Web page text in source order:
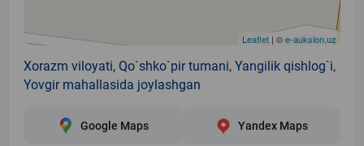
Leaflet | ©e-auksion.uz
Xorazm viloyati, Qo`shko`pir tumani, Yangilik qishlog`i,
Yovgir mahallasida joylashgan
Google Maps Yandex Maps